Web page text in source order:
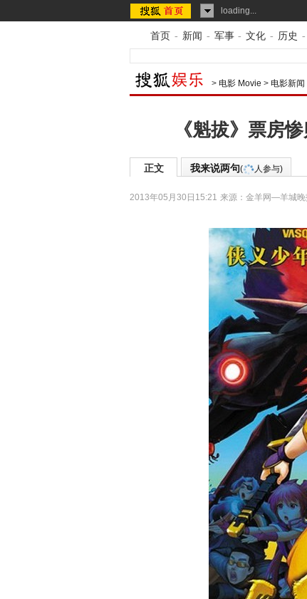
loading...
首页 - 新闻 - 军事 - 文化 - 历史 -
> 电影 Movie > 电影新闻
《魁拔》票房
正文 我来说两句( 人参与)
2013年05月30日15:21 来源： 金羊网—羊城晚